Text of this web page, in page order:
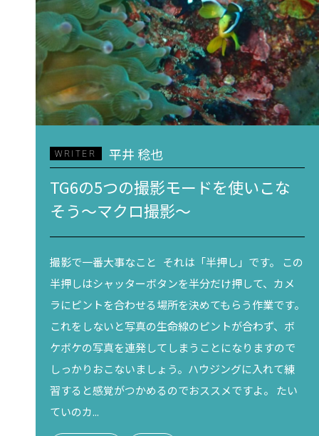
WRITER 平井 稔也
TG6の5つの撮影モードを使いこな
そう～マクロ撮影～
撮影で一番大事なこと それは「半押し」です。 この
半押しはシャッターボタンを半分だけ押して、カメ
ラにピントを合わせる場所を決めてもらう作業です。
これをしないと写真の生命線のピントが合わず、ボ
ケボケの写真を連発してしまうことになりますので
しっかりおこないましょう。ハウジングに入れて練
習すると感覚がつかめるのでおススメですよ。 たい
ていのカ...